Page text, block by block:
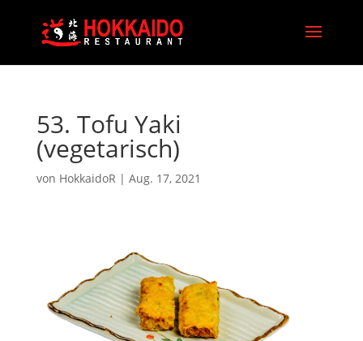
53. Tofu Yaki
(vegetarisch)
von HokkaidoR | Aug. 17, 2021